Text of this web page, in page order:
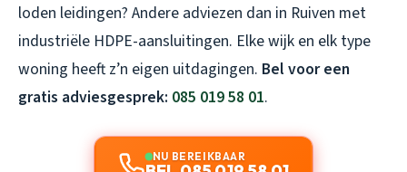
loden leidingen? Andere adviezen dan in Ruiven met
industriële HDPE-aansluitingen. Elke wijk en elk type
woning heeft z’n eigen uitdagingen. Bel voor een
gratis adviesgesprek: 085 019 58 01.
NU BEREIKBAAR